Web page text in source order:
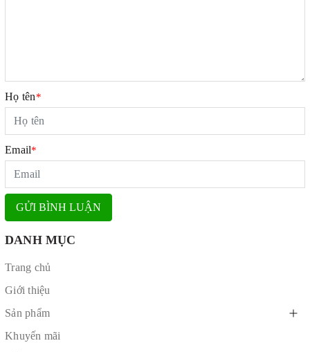
Họ tên*
Email*
GỬI BÌNH LUẬN
DANH MỤC
Trang chủ
Giới thiệu
Sản phẩm
Khuyến mãi